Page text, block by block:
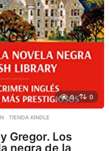
0 0
,TIENDA KINDLE
Gregor. Los
negra de la